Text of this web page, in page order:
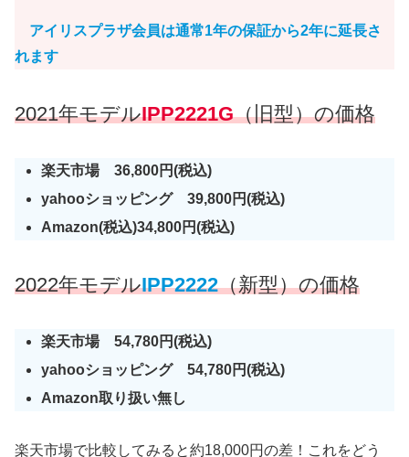
アイリスプラザ会員は通常1年の保証から2年に延長さ
れます
2021年モデルIPP2221G（旧型）の価格
楽天市場 36,800円(税込)
yahooショッピング 39,800円(税込)
Amazon(税込)34,800円(税込)
2022年モデルIPP2222（新型）の価格
楽天市場 54,780円(税込)
yahooショッピング 54,780円(税込)
Amazon取り扱い無し
楽天市場で比較してみると約18,000円の差！これをどう